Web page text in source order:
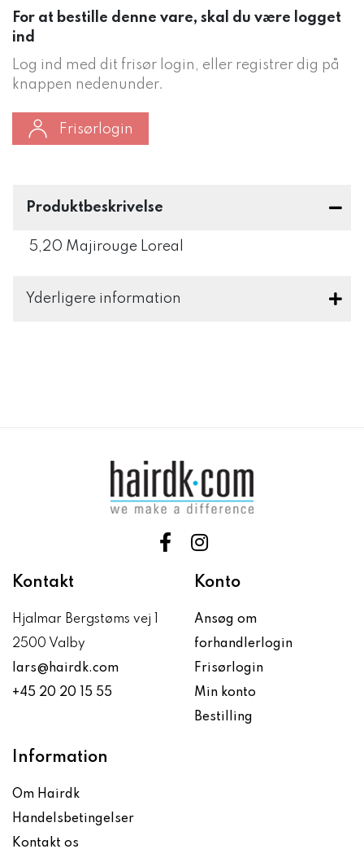
For at bestille denne vare, skal du være logget
ind
Log ind med dit frisør login, eller registrer dig på
knappen nedenunder.
Frisørlogin
Produktbeskrivelse
5,20 Majirouge Loreal
Yderligere information
Kontakt
Hjalmar Bergstøms vej 1
2500 Valby
lars@hairdk.com
+45 20 20 15 55
Konto
Ansøg om
forhandlerlogin
Frisørlogin
Min konto
Bestilling
Information
Om Hairdk
Handelsbetingelser
Kontakt os